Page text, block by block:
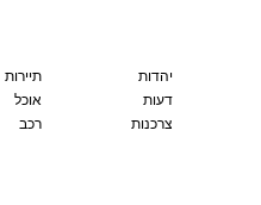
יהדות
דעות
צרכנות
תיירות
אוכל
רכב